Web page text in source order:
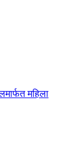
महिला